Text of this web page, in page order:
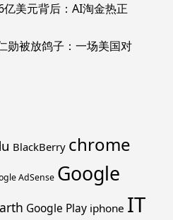
亿美元背后：AI淘金热正
勋被放鸽子：一场美国对
BlackBerry chrome
AdSense Google
Google Play iphone IT